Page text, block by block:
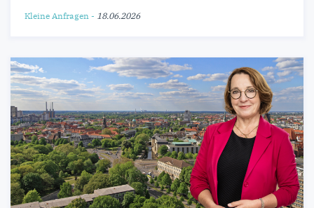
Kleine Anfragen - 18.06.2026